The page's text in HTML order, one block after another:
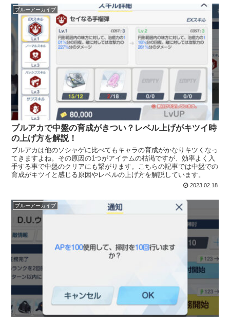
ブルーアーカイブ
ブルアカで中盤の育成がきつい？レベル上げがキツイ時
の上げ方を解説！
ブルアカは他のソシャゲに比べてもキャラの育成がかなりキツくなっ
てきますよね。その原因の1つがアイテムの枯渇ですが、効率よく入
手する事で中盤のクリアにも繋がります。こちらの記事では中盤での
育成がキツイと感じる原因やレベルの上げ方を解説しています。
2023.02.18
ブルーアーカイブ